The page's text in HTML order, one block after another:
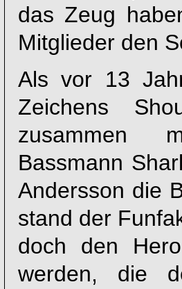
das Zeug
Mitglieder den
Als vor 13
Zeichens
zusammen
Bassmann
Andersson die
stand der
doch den
werden, die